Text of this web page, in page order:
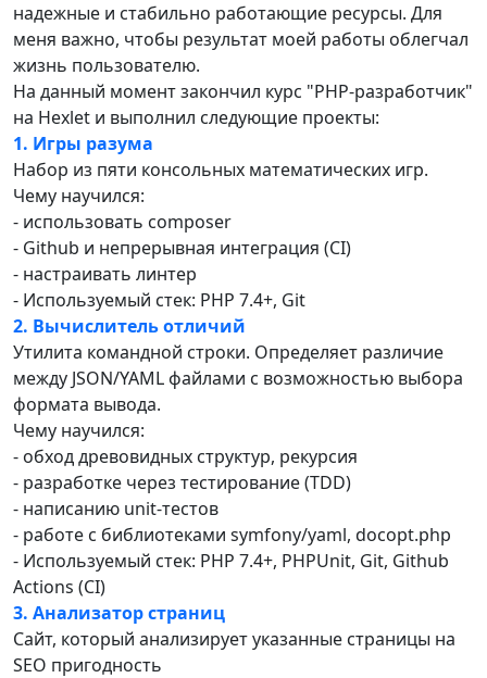
надежные и стабильно работающие ресурсы. Для
меня важно, чтобы результат моей работы облегчал
жизнь пользователю.
На данный момент закончил курс "PHP-разработчик"
на Hexlet и выполнил следующие проекты:
1. Игры разума
Набор из пяти консольных математических игр.
Чему научился:
- использовать composer
- Github и непрерывная интеграция (CI)
- настраивать линтер
- Используемый стек: PHP 7.4+, Git
2. Вычислитель отличий
Утилита командной строки. Определяет различие
между JSON/YAML файлами с возможностью выбора
формата вывода.
Чему научился:
- обход древовидных структур, рекурсия
- разработке через тестирование (TDD)
- написанию unit-тестов
- работе с библиотеками symfony/yaml, docopt.php
- Используемый стек: PHP 7.4+, PHPUnit, Git, Github
Actions (CI)
3. Анализатор страниц
Сайт, который анализирует указанные страницы на
SEO пригодность